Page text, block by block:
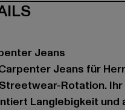
Jeans
Jeans für
Rotation.
Langlebigkeit und